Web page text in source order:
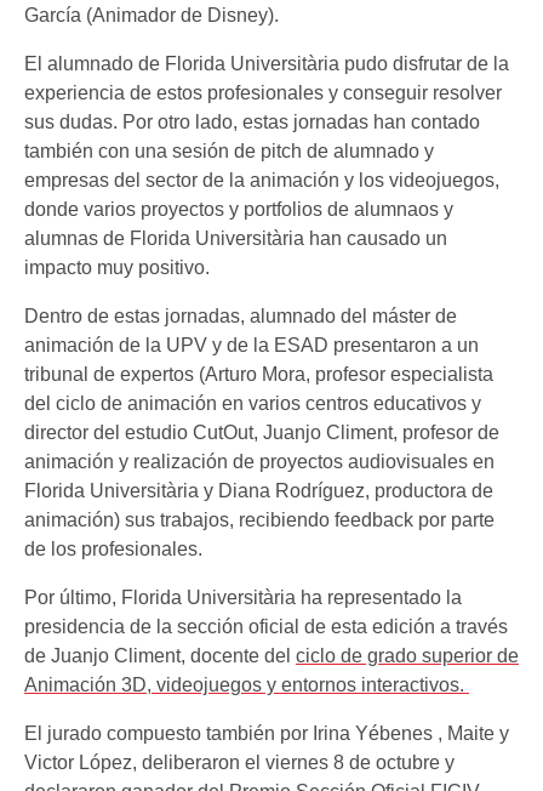
García (Animador de Disney).
El alumnado de Florida Universitària pudo disfrutar de la
experiencia de estos profesionales y conseguir resolver
sus dudas. Por otro lado, estas jornadas han contado
también con una sesión de pitch de alumnado y
empresas del sector de la animación y los videojuegos,
donde varios proyectos y portfolios de alumnaos y
alumnas de Florida Universitària han causado un
impacto muy positivo.
Dentro de estas jornadas, alumnado del máster de
animación de la UPV y de la ESAD presentaron a un
tribunal de expertos (Arturo Mora, profesor especialista
del ciclo de animación en varios centros educativos y
director del estudio CutOut, Juanjo Climent, profesor de
animación y realización de proyectos audiovisuales en
Florida Universitària y Diana Rodríguez, productora de
animación) sus trabajos, recibiendo feedback por parte
de los profesionales.
Por último, Florida Universitària ha representado la
presidencia de la sección oficial de esta edición a través
de Juanjo Climent, docente del ciclo de grado superior de
Animación 3D, videojuegos y entornos interactivos.
El jurado compuesto también por Irina Yébenes , Maite y
Victor López, deliberaron el viernes 8 de octubre y